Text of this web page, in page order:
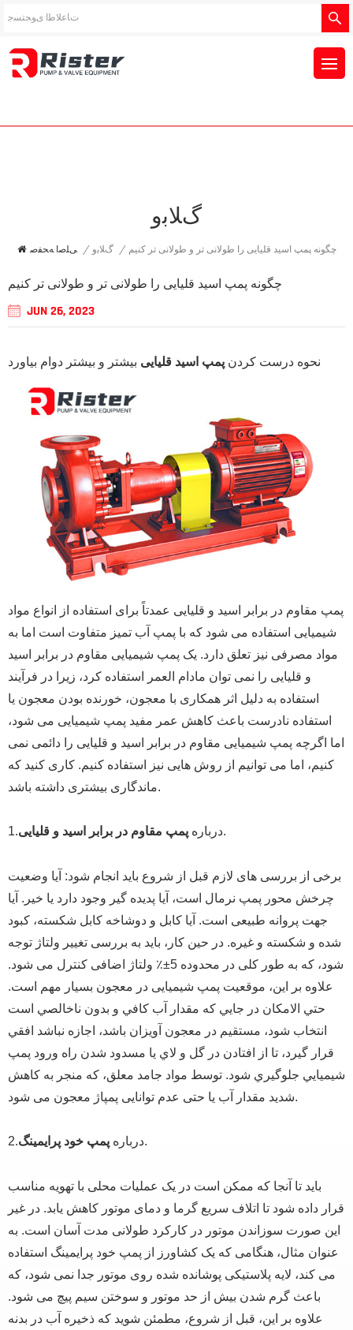
ﮒﻼ ﺑﻭ
ﯽﻠﺻﺍ ﻪﺤﻔﺻ / ﮒﻼ ﺑﻭ / چگونه پمپ اسید قلیایی را طولانی تر و طولانی تر کنیم
چگونه پمپ اسید قلیایی را طولانی تر و طولانی تر کنیم
JUN 26, 2023
نحوه درست کردن پمپ اسید قلیایی بیشتر و بیشتر دوام بیاورد
پمپ مقاوم در برابر اسید و قلیایی عمدتاً برای استفاده از انواع مواد
شیمیایی استفاده می شود که با پمپ آب تمیز متفاوت است اما به
مواد مصرفی نیز تعلق دارد. یک پمپ شیمیایی مقاوم در برابر اسید
و قلیایی را نمی توان مادام العمر استفاده کرد، زیرا در فرآیند
استفاده به دلیل اثر همکاری با معجون، خورنده بودن معجون یا
استفاده نادرست باعث کاهش عمر مفید پمپ شیمیایی می شود،
اما اگرچه پمپ شیمیایی مقاوم در برابر اسید و قلیایی را دائمی نمی
کنیم، اما می توانیم از روش هایی نیز استفاده کنیم. کاری کنید که
ماندگاری بیشتری داشته باشد.
1.درباره پمپ مقاوم در برابر اسید و قلیایی .
برخی از بررسی های لازم قبل از شروع باید انجام شود: آیا وضعیت
چرخش محور پمپ نرمال است، آیا پدیده گیر وجود دارد یا خیر. آیا
جهت پروانه طبیعی است. آیا کابل و دوشاخه کابل شکسته، کبود
شده و شکسته و غیره. در حین کار، باید به بررسی تغییر ولتاژ توجه
شود، که به طور کلی در محدوده 5±٪ ولتاژ اضافی کنترل می شود.
علاوه بر این، موقعیت پمپ شیمیایی در معجون بسیار مهم است.
حتي الامكان در جايي كه مقدار آب كافي و بدون ناخالصي است
انتخاب شود، مستقيم در معجون آويزان باشد، اجازه نباشد افقي
قرار گيرد، تا از افتادن در گل و لاي يا مسدود شدن راه ورود پمپ
شيميايي جلوگيري شود. توسط مواد جامد معلق، که منجر به کاهش
شدید مقدار آب یا حتی عدم توانایی پمپاژ معجون می شود.
2.درباره پمپ خود پرایمینگ .
باید تا آنجا که ممکن است در یک عملیات محلی با تهویه مناسب
قرار داده شود تا اتلاف سریع گرما و دمای موتور کاهش یابد. در غیر
این صورت سوزاندن موتور در کارکرد طولانی مدت آسان است. به
عنوان مثال، هنگامی که یک کشاورز از پمپ خود پرایمینگ استفاده
می کند، لایه پلاستیکی پوشانده شده روی موتور جدا نمی شود، که
باعث گرم شدن بیش از حد موتور و سوختن سیم پیچ می شود.
علاوه بر این، قبل از شروع، مطمئن شوید که ذخیره آب در بدنه